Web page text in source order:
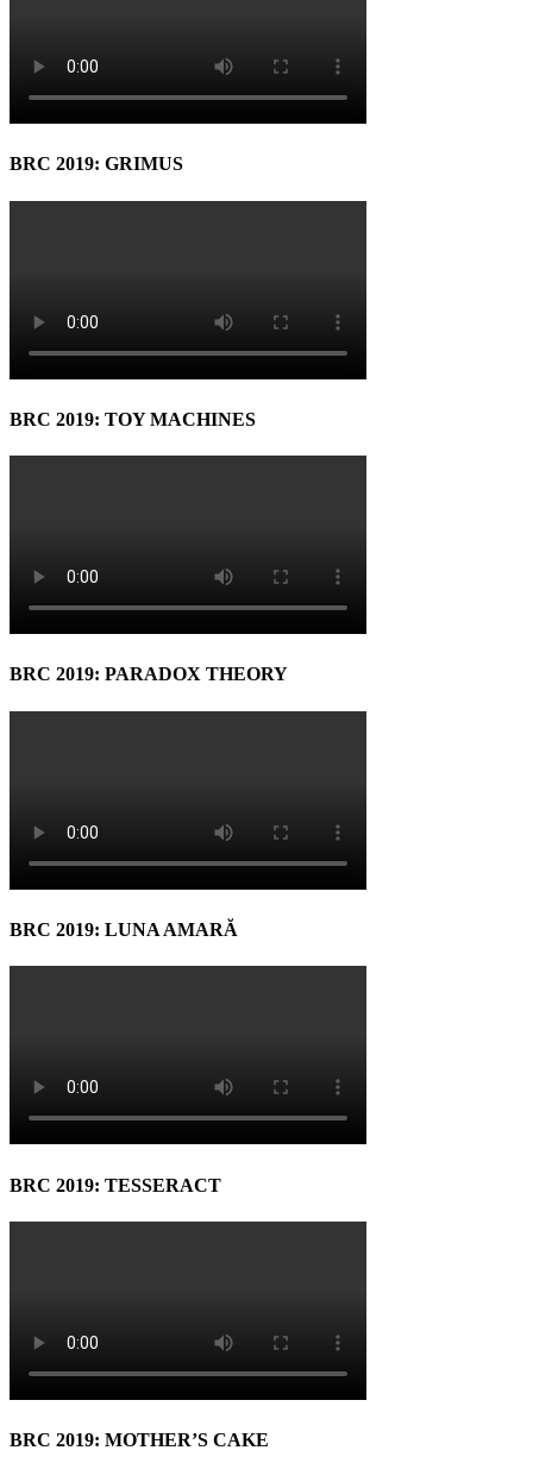
BRC 2019: GRIMUS
BRC 2019: TOY MACHINES
BRC 2019: PARADOX THEORY
BRC 2019: LUNA AMARĂ
BRC 2019: TESSERACT
BRC 2019: MOTHER’S CAKE